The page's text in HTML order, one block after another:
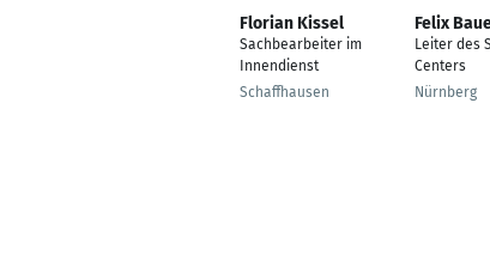
Florian Kissel
Sachbearbeiter im
Innendienst
Schaffhausen
Felix
Leiter des
Centers
Nürnberg